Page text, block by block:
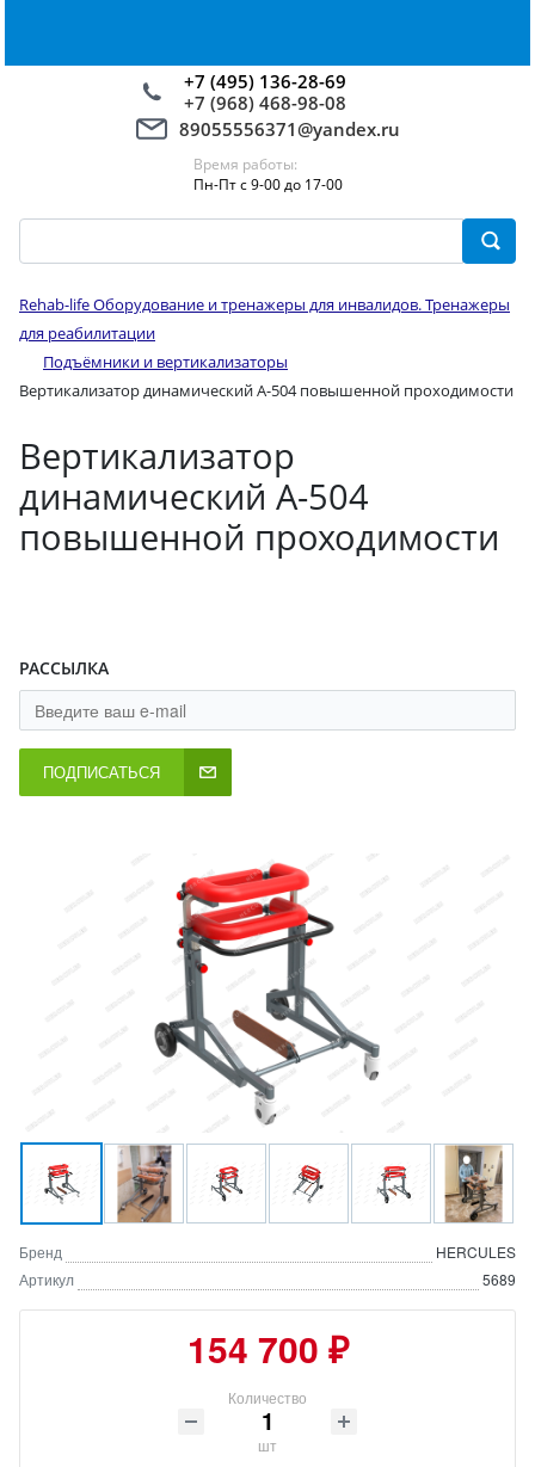
+7 (495) 136-28-69
+7 (968) 468-98-08
89055556371@yandex.ru
Время работы:
Пн-Пт с 9-00 до 17-00
Rehab-life Оборудование и тренажеры для инвалидов. Тренажеры
для реабилитации
Подъёмники и вертикализаторы
Вертикализатор динамический А-504 повышенной проходимости
Вертикализатор
динамический А-504
повышенной проходимости
РАССЫЛКА
ПОДПИСАТЬСЯ
Бренд
HERCULES
Артикул
5689
154 700 ₽
Количество
шт